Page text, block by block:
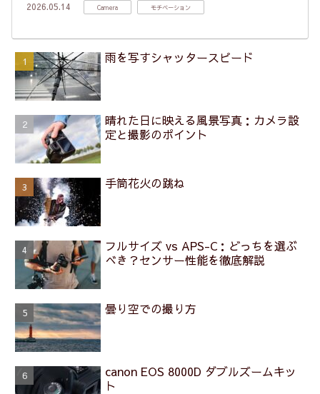
2026.05.14 Camera モチベーション
雨を写すシャッタースピード
晴れた日に映える風景写真：カメラ設
定と撮影のポイント
手筒花火の跳ね
フルサイズ vs APS-C：どっちを選ぶ
べき？センサー性能を徹底解説
曇り空での撮り方
canon EOS 8000D ダブルズームキッ
ト